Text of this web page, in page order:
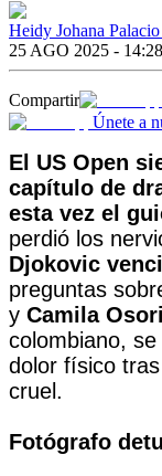
Heidy Johana
25 AGO 2025 - 14:28
Compartir
Únete a
El US Open
capítulo de
esta vez el
perdió los
Djokovic
preguntas
y Camila
colombiano,
dolor físico
cruel.
Fotógrafo